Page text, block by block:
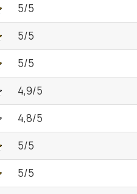
5/5
5/5
5/5
4,9/5
4,8/5
5/5
5/5